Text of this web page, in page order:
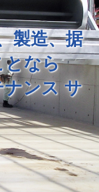
製造、据
となら
ナンス サ